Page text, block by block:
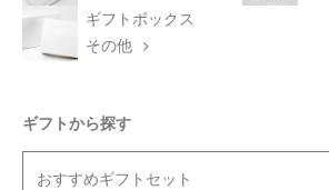
ギフトボックス
その他
ギフトから探す
おすすめギフトセット